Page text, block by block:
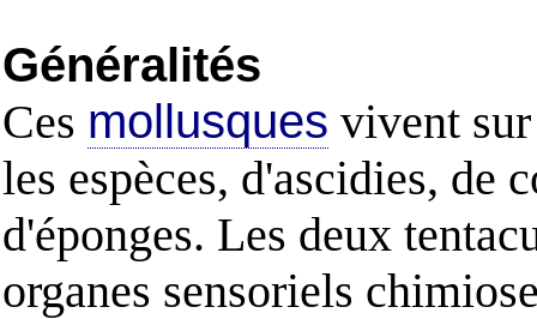
Généralités
Ces mollusques vivent
les espèces, d'ascidies, de
d'éponges. Les deux
organes sensoriels